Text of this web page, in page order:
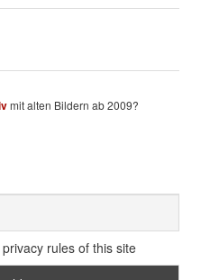
mit alten Bildern ab 2009?
rules of this site